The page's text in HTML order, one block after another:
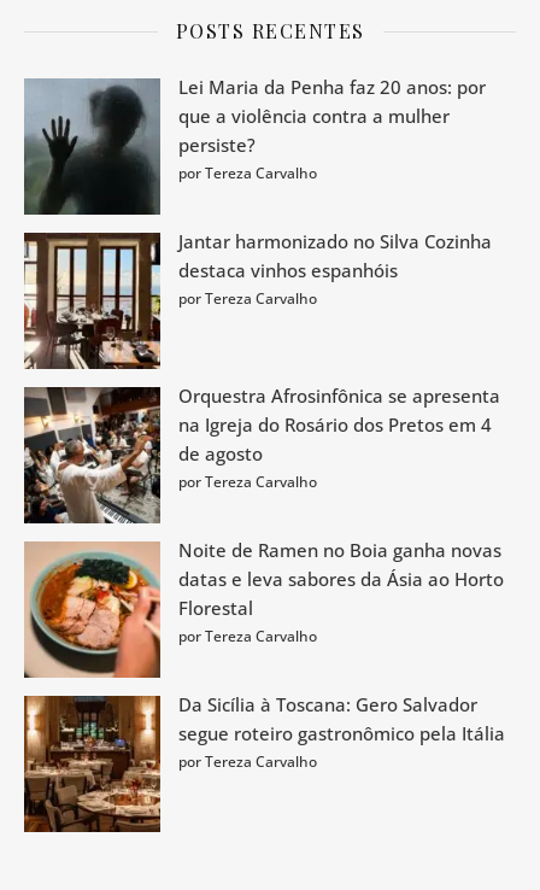
POSTS RECENTES
Lei Maria da Penha faz 20 anos: por
que a violência contra a mulher
persiste?
por Tereza Carvalho
Jantar harmonizado no Silva Cozinha
destaca vinhos espanhóis
por Tereza Carvalho
Orquestra Afrosinfônica se apresenta
na Igreja do Rosário dos Pretos em 4
de agosto
por Tereza Carvalho
Noite de Ramen no Boia ganha novas
datas e leva sabores da Ásia ao Horto
Florestal
por Tereza Carvalho
Da Sicília à Toscana: Gero Salvador
segue roteiro gastronômico pela Itália
por Tereza Carvalho